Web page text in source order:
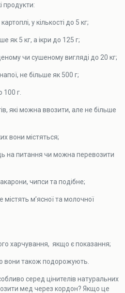
продукти:
у кількості до 5 кг;
як 5 кг, а ікри до 125 г;
чи сушеному вигляді до 20 кг;
не більше як 500 г;
100 г.
які можна ввозити, але не більше
вони містяться;
на питання чи можна перевозити
чипси та подібне;
містять м’ясної та молочної
харчування, якщо є показання;
вони також подорожують.
серед цінителів натуральних
мед через кордон? Якщо це